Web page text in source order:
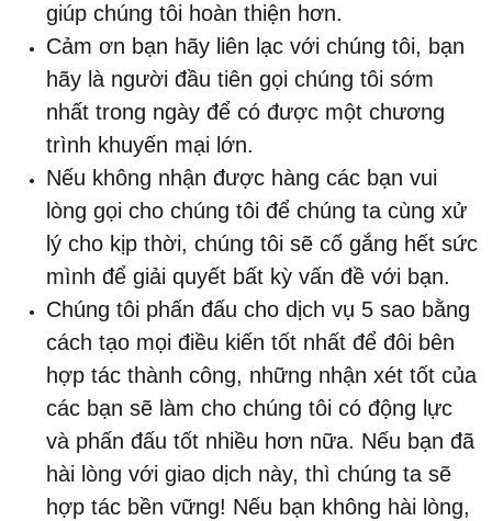
giúp chúng tôi hoàn thiện hơn.
Cảm ơn bạn hãy liên lạc với chúng tôi, bạn
hãy là người đầu tiên gọi chúng tôi sớm
nhất trong ngày để có được một chương
trình khuyến mại lớn.
Nếu không nhận được hàng các bạn vui
lòng gọi cho chúng tôi để chúng ta cùng xử
lý cho kịp thời, chúng tôi sẽ cố gắng hết sức
mình để giải quyết bất kỳ vấn đề với bạn.
Chúng tôi phấn đấu cho dịch vụ 5 sao bằng
cách tạo mọi điều kiến tốt nhất để đôi bên
hợp tác thành công, những nhận xét tốt của
các bạn sẽ làm cho chúng tôi có động lực
và phấn đấu tốt nhiều hơn nữa. Nếu bạn đã
hài lòng với giao dịch này, thì chúng ta sẽ
hợp tác bền vững! Nếu bạn không hài lòng,